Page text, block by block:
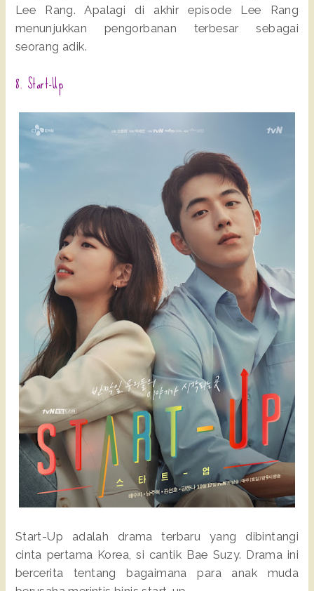
Lee Rang. Apalagi di akhir episode Lee Rang
menunjukkan pengorbanan terbesar sebagai
seorang adik.
8. Start-Up
Start-Up adalah drama terbaru yang dibintangi
cinta pertama Korea, si cantik Bae Suzy. Drama ini
bercerita tentang bagaimana para anak muda